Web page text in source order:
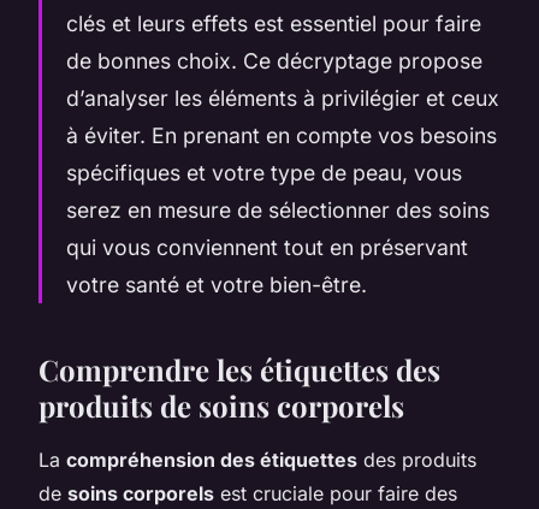
clés et leurs effets est essentiel pour faire
de bonnes choix. Ce décryptage propose
d’analyser les éléments à privilégier et ceux
à éviter. En prenant en compte vos besoins
spécifiques et votre type de peau, vous
serez en mesure de sélectionner des soins
qui vous conviennent tout en préservant
votre santé et votre bien-être.
Comprendre les étiquettes des
produits de soins corporels
La compréhension des étiquettes des produits
de soins corporels est cruciale pour faire des